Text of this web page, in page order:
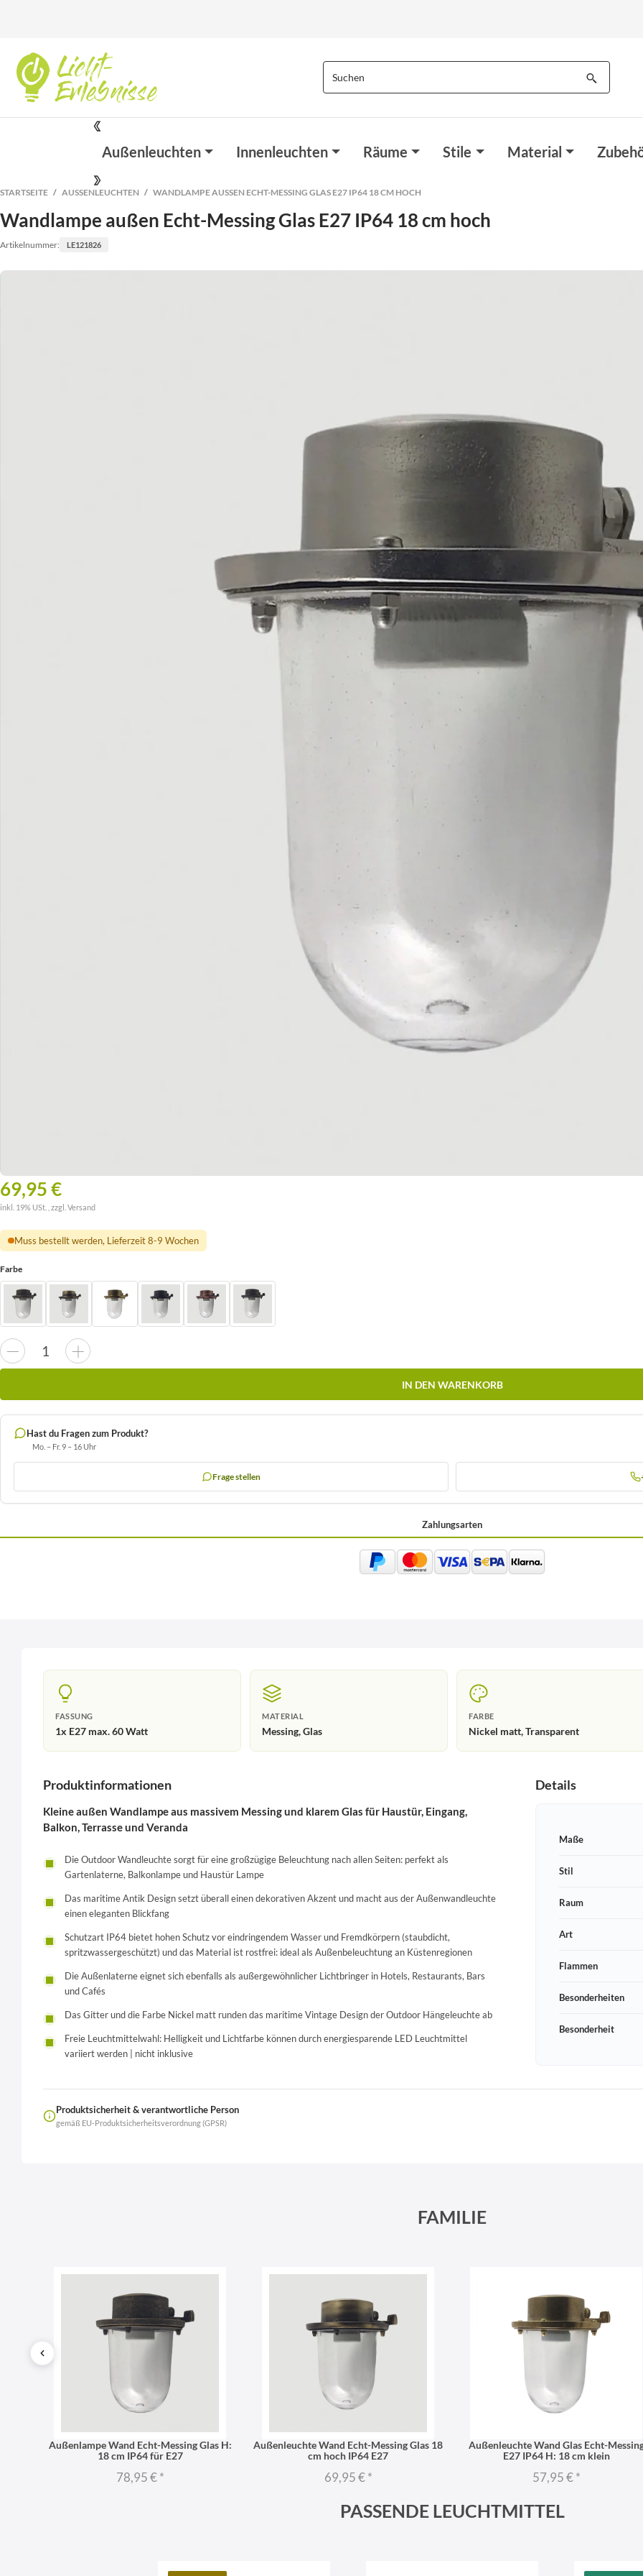
Außenleuchten Innenleuchten Räume Stile Material
STARTSEITE AUSSENLEUCHTEN WANDLAMPE AUSSEN ECHT-MESSING GLAS E27 IP64 18 CM HOCH
Wandlampe außen Echt-Messing Glas E27 IP64 18 cm hoch
Artikelnummer: LE121826
69,95 €
inkl. 19% USt. , zzgl. Versand
Muss bestellt werden, Lieferzeit 8-9 Wochen
Farbe
IN DEN WARENKORB
Hast du Fragen zum Produkt?
Mo. – Fr. 9 – 16 Uhr
Frage stellen
Zahlungsarten
FASSUNG
1x E27 max. 60 Watt
MATERIAL
Messing, Glas
FARBE
Nickel matt, Transparent
Produktinformationen
Kleine außen Wandlampe aus massivem Messing und klarem Glas für Haustür, Eingang,
Balkon, Terrasse und Veranda
Die Outdoor Wandleuchte sorgt für eine großzügige Beleuchtung nach allen Seiten: perfekt als
Gartenlaterne, Balkonlampe und Haustür Lampe
Das maritime Antik Design setzt überall einen dekorativen Akzent und macht aus der Außenwandleuchte
einen eleganten Blickfang
Schutzart IP64 bietet hohen Schutz vor eindringendem Wasser und Fremdkörpern (staubdicht,
spritzwassergeschützt) und das Material ist rostfrei: ideal als Außenbeleuchtung an Küstenregionen
Die Außenlaterne eignet sich ebenfalls als außergewöhnlicher Lichtbringer in Hotels, Restaurants, Bars
und Cafés
Das Gitter und die Farbe Nickel matt runden das maritime Vintage Design der Outdoor Hängeleuchte ab
Freie Leuchtmittelwahl: Helligkeit und Lichtfarbe können durch energiesparende LED Leuchtmittel
variiert werden | nicht inklusive
Details
Maße
Stil
Raum
Art
Flammen
Besonderheiten
Besonderheit
Produktsicherheit & verantwortliche Person
gemäß EU-Produktsicherheitsverordnung (GPSR)
FAMILIE
Außenlampe Wand Echt-Messing Glas H:
18 cm IP64 für E27
78,95 €*
Außenleuchte Wand Echt-Messing Glas 18
cm hoch IP64 E27
69,95 €*
Außenleuchte Wand Glas Echt-
E27 IP64 H: 18 cm klein
57,95 €*
PASSENDE LEUCHTMITTEL